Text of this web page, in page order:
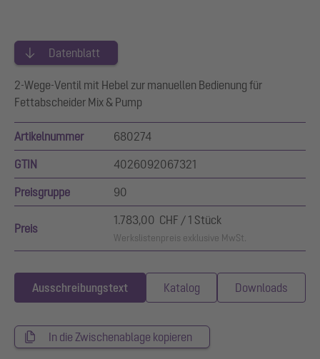
Datenblatt
2-Wege-Ventil mit Hebel zur manuellen Bedienung für
Fettabscheider Mix & Pump
Artikelnummer 680274
GTIN 4026092067321
Preisgruppe 90
Preis
1.783,00 CHF / 1 Stück
Werkslistenpreis exklusive MwSt.
Ausschreibungstext Katalog Downloads
In die Zwischenablage kopieren